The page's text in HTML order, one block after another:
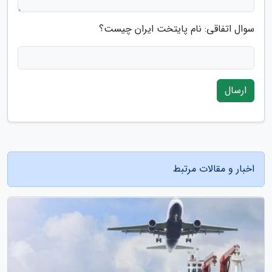
سوال اتفاقی: نام پایتخت ایران چیست؟
ارسال
اخبار و مقالات مرتبط